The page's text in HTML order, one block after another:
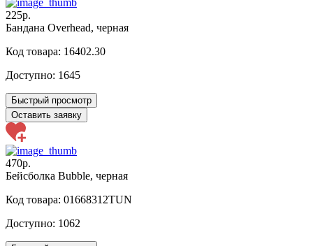
225р.
Бандана Overhead, черная
Код товара: 16402.30
Доступно: 1645
Быстрый просмотр
Оставить заявку
470р.
Бейсболка Bubble, черная
Код товара: 01668312TUN
Доступно: 1062